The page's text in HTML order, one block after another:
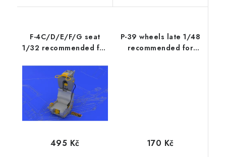
F-4C/D/E/F/G seat
1/32 recommended for
495 Kč
P-39 wheels late 1/48
recommended for
170 Kč